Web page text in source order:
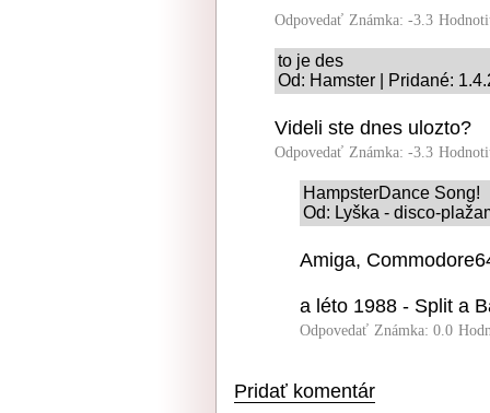
Odpovedať Známka: -3.3
to je des
Od: Hamster | Pridané:
Videli ste dnes ulozto?
Odpovedať Známka: -3.3
HampsterDance Song!
Od: Lyška - disco-
Amiga,
a léto 1988 - Split a
Odpovedať Známka: 0.0
Pridať komentár